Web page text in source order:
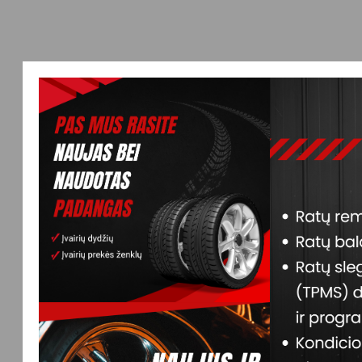
ŽIŪRĖTI VISAS